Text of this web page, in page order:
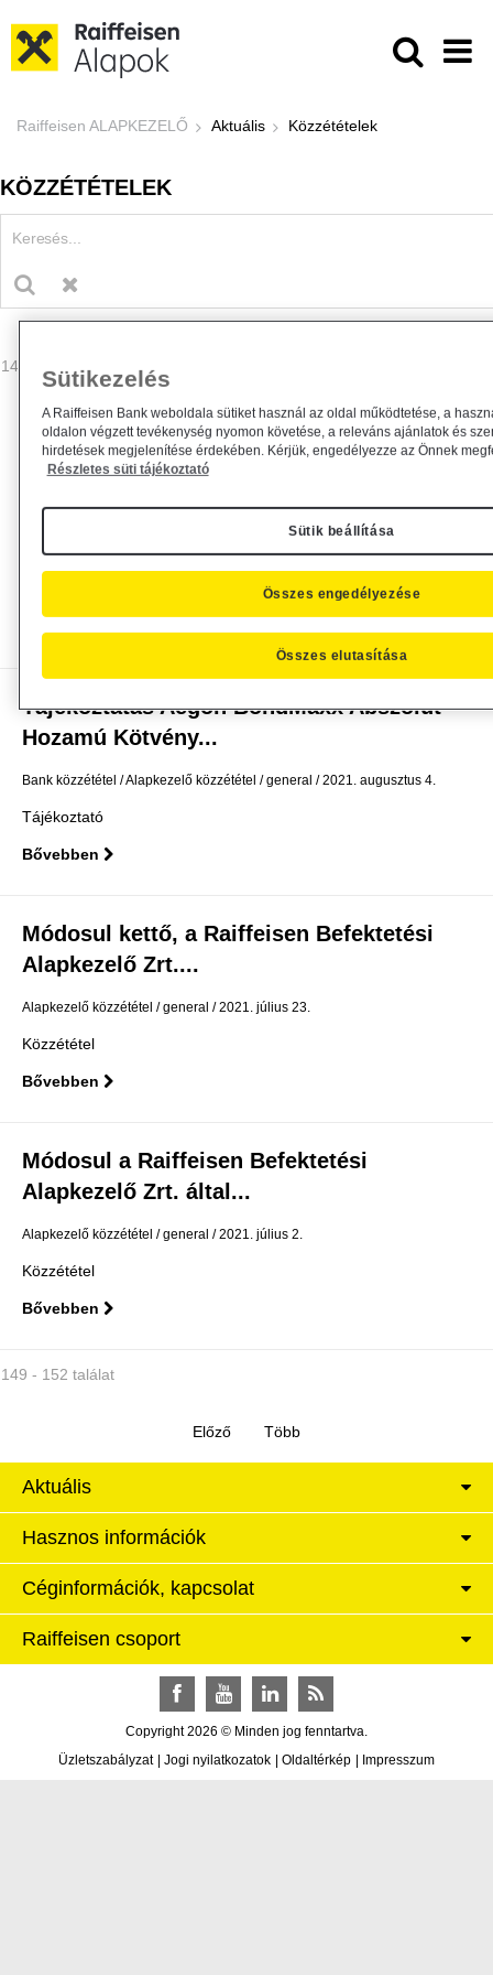
Közzétételek - Raiffeisen
Raiffeisen ALAPKEZELŐ Aktuális Közzétételek
KÖZZÉTÉTELEK
149 - 152 találat
Módosul a Raiffeisen Befektetési
Alapkezelő Zrt. által...
Alapkezelő közzététel general 2021. augusztus 12.
Bővebben
Tájékoztatás Aegon BondMaxx Abszolút
Hozamú Kötvény...
Bank közzététel Alapkezelő közzététel general 2021. augusztus 4.
Tájékoztató
Bővebben
Módosul kettő, a Raiffeisen Befektetési
Alapkezelő Zrt....
Alapkezelő közzététel general 2021. július 23.
Közzététel
Bővebben
Módosul a Raiffeisen Befektetési
Alapkezelő Zrt. által...
Alapkezelő közzététel general 2021. július 2.
Közzététel
Bővebben
149 - 152 találat
Aktuális
Hasznos információk
Céginformációk, kapcsolat
Raiffeisen csoport
Copyright 2026 © Minden jog fenntartva.
FacebookYouTubeLinkedInRSS
Üzletszabályzat | Jogi nyilatkozatok | Oldaltérkép | Impresszum
Sütikezelés
A Raiffeisen Bank weboldala sütiket használ az oldal működtetése, a
oldalon végzett tevékenység nyomon követése, a releváns ajánlatok és
hirdetések megjelenítése érdekében. Kérjük, engedélyezze az Önnek
Részletes süti tájékoztató
Sütik beállítása
Összes elutasítása
Összes engedélyezése